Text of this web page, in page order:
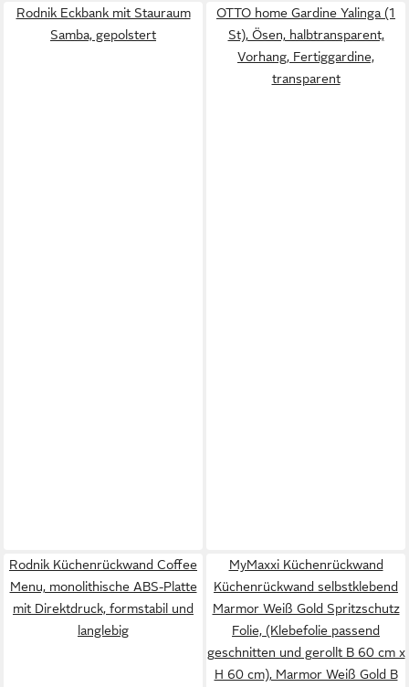
Rodnik Eckbank mit Stauraum
Samba, gepolstert
OTTO home Gardine Yalinga (1
St), Ösen, halbtransparent,
Vorhang, Fertiggardine,
transparent
Rodnik Küchenrückwand Coffee
Menu, monolithische ABS-Platte
mit Direktdruck, formstabil und
langlebig
MyMaxxi Küchenrückwand
Küchenrückwand selbstklebend
Marmor Weiß Gold Spritzschutz
Folie, (Klebefolie passend
geschnitten und gerollt B 60 cm x
H 60 cm), Marmor Weiß Gold B